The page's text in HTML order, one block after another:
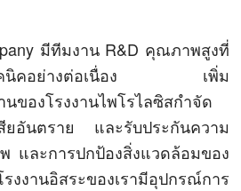
มีทีมงาน R&D คุณภาพสูงที่
เทคนิคอย่างต่อเนื่อง เพิ่ม
ของโรงงานไพโรไลซิสกำจัด
ยอันตราย และรับประกันความ
และการปกป้องสิ่งแวดล้อมของ
งานอิสระของเรามีอุปกรณ์การ